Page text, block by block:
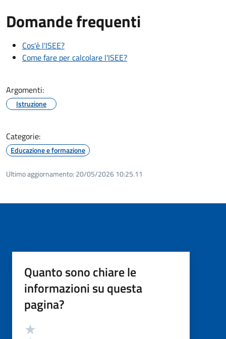
Domande frequenti
Cos'è l'ISEE?
Come fare per calcolare l'ISEE?
Argomenti:
Istruzione
Categorie:
Educazione e formazione
Ultimo aggiornamento: 20/05/2026 10:25.11
Quanto sono chiare le
informazioni su questa
pagina?
Valutazione